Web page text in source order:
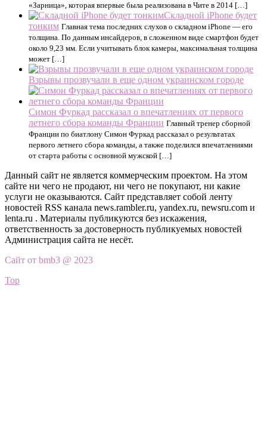
«Зарница», которая впервые была реализована в Чите в 2014 […]
Складной iPhone будет
тонким Главная тема последних слухов о складном iPhone — его
толщина. По данным инсайдеров, в сложенном виде смартфон будет
около 9,23 мм. Если учитывать блок камеры, максимальная толщина
может […]
Взрывы прозвучали в еще одном украинском городе
Симон Фуркад рассказал о впечатлениях от первого
летнего сбора команды Франции Главный тренер сборной
Франции по биатлону Симон Фуркад рассказал о результатах
первого летнего сбора команды, а также поделился впечатлениями
от старта работы с основной мужской […]
Данный сайт не является коммерческим проектом. На этом
сайте ни чего не продают, ни чего не покупают, ни какие
услуги не оказываются. Сайт представляет собой ленту
новостей RSS канала news.rambler.ru, yandex.ru, newsru.com и
lenta.ru . Материалы публикуются без искажения,
ответственность за достоверность публикуемых новостей
Администрация сайта не несёт.
Сайт от bmb3 @ 2023
Top